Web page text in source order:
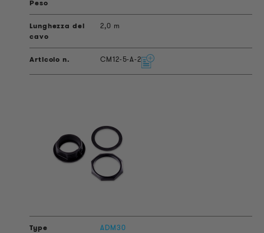
2,0 m
CM12-5-A-2
ADM30